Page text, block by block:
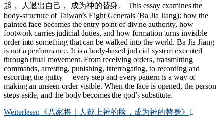
起， 人退出自己， 成为神的替身。 This essay examines the
body-structure of Taiwan’s Eight Generals (Ba Jia Jiang): how the
painted face becomes the entry point of divine authority, how
footwork carries judicial duties, and how formation turns invisible
order into something that can be walked into the world. Ba Jia Jiang
is not a performance. It is a body-based judicial system executed
through ritual movement. From receiving orders, transmitting
commands, arresting, punishing, interrogating, to recording and
escorting the guilty— every step and every pattern is a way of
making an unseen order visible. When the face is opened, the person
steps aside, and the body becomes the god’s substitute.
Weiterlesen 《八家将｜人戴上神的脸，成为神的替身》